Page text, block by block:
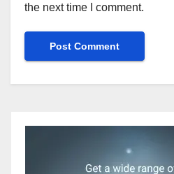
the next time I comment.